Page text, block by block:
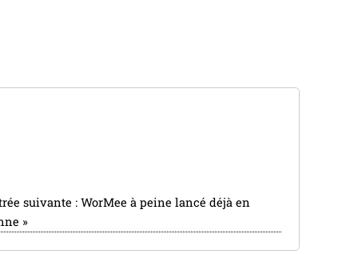
suivante : WorMee à peine lancé déjà en
»